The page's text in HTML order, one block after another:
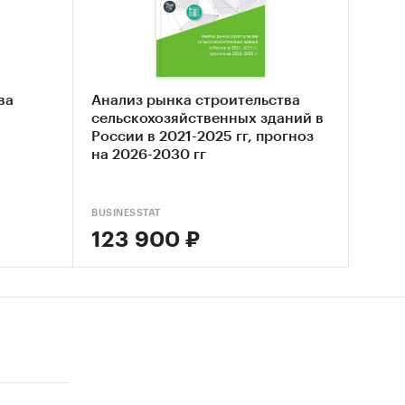
Анализ рынка строительства
сельскохозяйственных зданий в
России в 2021-2025 гг, прогноз
на 2026-2030 гг
BUSINESSTAT
123 900 ₽